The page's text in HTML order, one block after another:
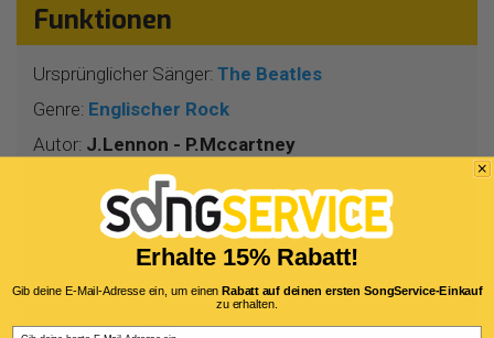
Funktionen
Ursprünglicher Sänger: The Beatles
Genre: Englischer Rock
Autor: J.Lennon - P.Mccartney
2 Min 31 Sekunden
4/4
Tonart: A -
Erhalte 15% Rabatt!
Gib deine E-Mail-Adresse ein, um einenRabatt auf deinen ersten SongService-Einkauf
zu erhalten.